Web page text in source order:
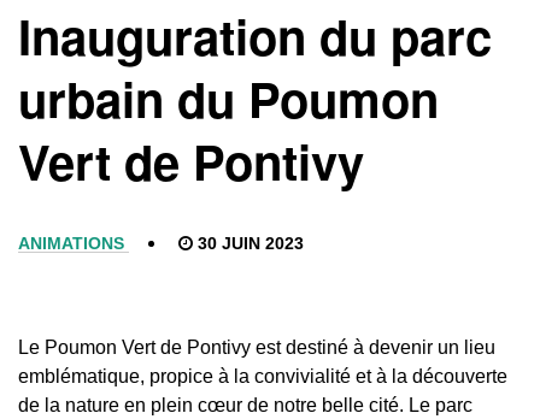
Inauguration du parc
urbain du Poumon
Vert de Pontivy
ANIMATIONS 30 JUIN 2023
Le Poumon Vert de Pontivy est destiné à devenir un lieu
emblématique, propice à la convivialité et à la découverte
de la nature en plein cœur de notre belle cité. Le parc